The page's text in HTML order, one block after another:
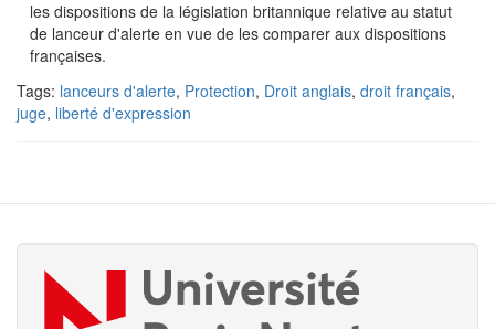
les dispositions de la législation britannique relative au statut
de lanceur d'alerte en vue de les comparer aux dispositions
françaises.
Tags: lanceurs d'alerte, Protection, Droit anglais, droit français,
juge, liberté d'expression